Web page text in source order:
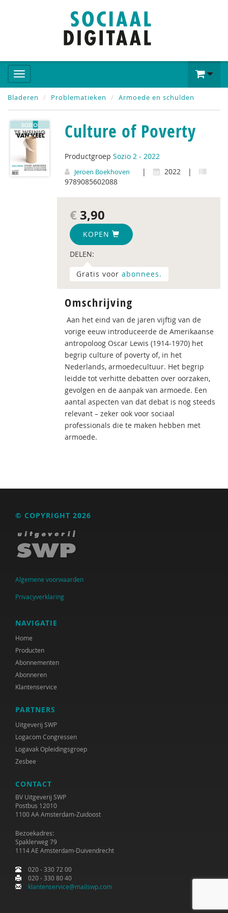
Bladeren Problematieken Armoede en schulden
Culture of Poverty
Productgroep Sozio 2 - 2022
Jeroen Boekhoven | 2022
|
9789085602088
€ 3,90
KOPEN
DELEN:
Gratis voor abonnees.
Omschrijving
Aan het eind van de jaren vijftig van de
vorige eeuw introduceerde de Amerikaanse
antropoloog Oscar Lewis (1914-1970) het
begrip culture of poverty of, in het
Nederlands, armoedecultuur. Het begrip
leidde tot verhitte debatten over oorzaken,
gevolgen en de aanpak van armoede. Een
aantal aspecten van dat debat is nog steeds
relevant – zeker ook voor sociaal
professionals die te maken hebben met
armoede.
© COPYRIGHT 2026
Algemene voorwaarden
Privacyverklaring
NAVIGATIE
Home
Producten
Abonnementen
Abonneren
Klantenservice
PARTNERS
Uitgeverij SWP
Logacom Congressen
Logavak Opleidingsgroep
Zesbee
CONTACT
BV Uitgeverij SWP
Postbus 12010
1100 AA Amsterdam-Zuidoost
Bezoekadres:
Spaklerweg 79
1114 AE Amsterdam-Duivendrecht
020 - 330 72 00
020 - 330 80 40
klantenservice@mailswp.com